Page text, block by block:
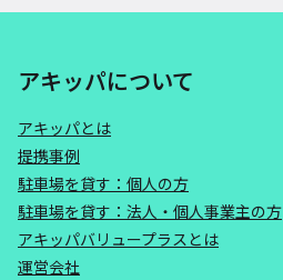
アキッパについて
アキッパとは
提携事例
駐車場を貸す：個人の方
駐車場を貸す：法人・個人事業主の方
アキッパバリュープラスとは
運営会社